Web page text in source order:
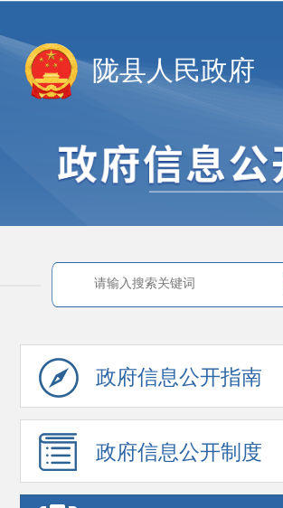
陇县人民政府
政府信息公开指南
政府信息公开制度